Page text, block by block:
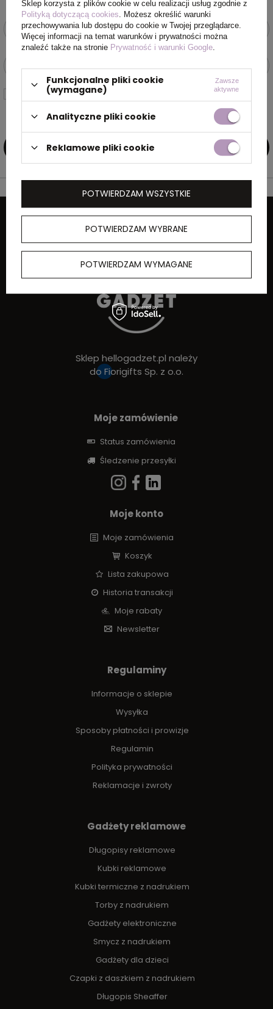
Podaj swoje imię i nazwisko
Podaj swój adres e-mail
Wyrażam zgodę na przetwarzanie moich danych osobowych
(adres e-mail) na potrzeby wysyłki newslettera z informacją
handlową (marketing). Więcej wpolityce prywatności.
ZAPISZ SIĘ DO NEWSLETTERA
Sklep hellogadzet.pl należy
do Fiorigifts Sp. z o.o.
Moje zamówienie
Status zamówienia
Śledzenie przesyłki
Moje konto
Moje zamówienia
Koszyk
Lista zakupowa
Historia transakcji
Moje rabaty
Newsletter
Regulaminy
Informacje o sklepie
Wysyłka
Sposoby płatności i prowizje
Regulamin
Polityka prywatności
Reklamacje i zwroty
Gadżety reklamowe
Długopisy reklamowe
Kubki reklamowe
Kubki termiczne z nadrukiem
Torby z nadrukiem
Gadżety elektroniczne
Smycz z nadrukiem
Gadżety dla dzieci
Czapki z daszkiem z nadrukiem
Długopis Sheaffer
Sklep korzysta z plików cookie w celu realizacji usług zgodnie z
Polityką dotyczącą cookies . Możesz określić warunki
przechowywania lub dostępu do cookie w Twojej przeglądarce.
Więcej informacji na temat warunków i prywatności można
znaleźć także na stronie Prywatność i warunki Google
Funkcjonalne pliki cookie
(wymagane)
Zawsze
aktywne
Analityczne pliki cookie
Reklamowe pliki cookie
POTWIERDZAM WYBRANE
POTWIERDZAM WYMAGANE
POTWIERDZAM WSZYSTKIE